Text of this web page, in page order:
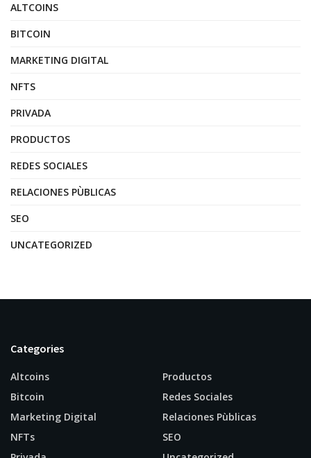
ALTCOINS
BITCOIN
MARKETING DIGITAL
NFTS
PRIVADA
PRODUCTOS
REDES SOCIALES
RELACIONES PÙBLICAS
SEO
UNCATEGORIZED
Categories
Altcoins
Bitcoin
Marketing Digital
NFTs
Productos
Redes Sociales
Relaciones Pùblicas
SEO